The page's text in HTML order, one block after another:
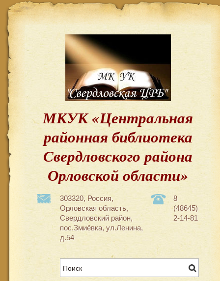
МКУК «Центральная
районная библиотека
Свердловского района
Орловской области»
303320, Россия,
Орловская область,
Свердловский район,
пос.Змиёвка, ул.Ленина,
д.54
8
(48645)
2-14-81